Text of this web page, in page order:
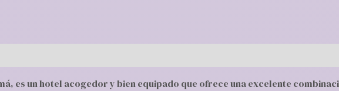
es un hotel acogedor y bien equipado que ofrece una excelente